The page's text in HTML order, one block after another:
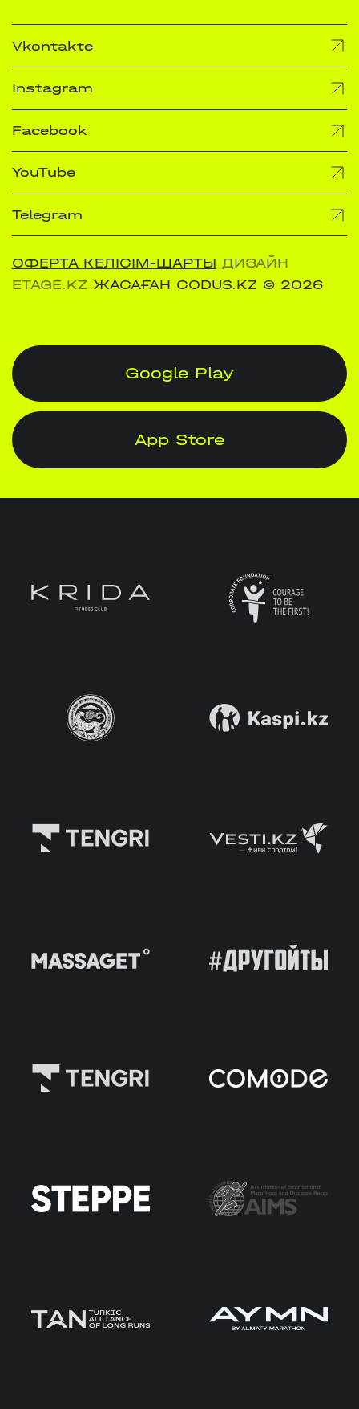
Vkontakte
Instagram
Facebook
YouTube
Telegram
ОФЕРТА КЕЛІСІМ-ШАРТЫ ДИЗАЙН
ETAGE.KZ ЖАСАҒАН CODUS.KZ © 2026
Google Play
App Store